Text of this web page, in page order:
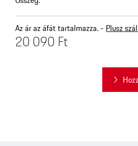
Az ár az áfát tartalmazza. - Plusz
20 090 Ft